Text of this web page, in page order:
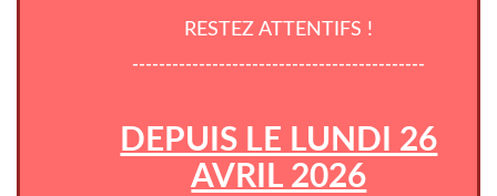
RESTEZ ATTENTIFS !
--------------------------------------------
DEPUIS LE LUNDI 26
AVRIL 2026